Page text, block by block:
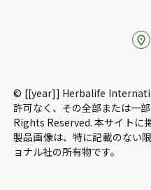
© [[year]] Herbalife
許可なく、その全部または一
Rights Reserved. 本サイトに
製品画像は、特に記載のない
ョナル社の所有物です。